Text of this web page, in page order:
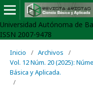
Universidad Autónoma de
ISSN 2007-9478
Inicio / Archivos
/
Vol. 12 Núm. 20 (2025):
Básica y Aplicada.
/